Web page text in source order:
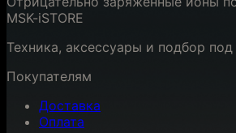
MSK-iSTORE
Техника, аксессуары и подбор
Покупателям
Доставка
Оплата